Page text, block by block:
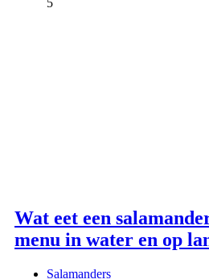
5
Wat eet een
menu in water en op
Salamanders